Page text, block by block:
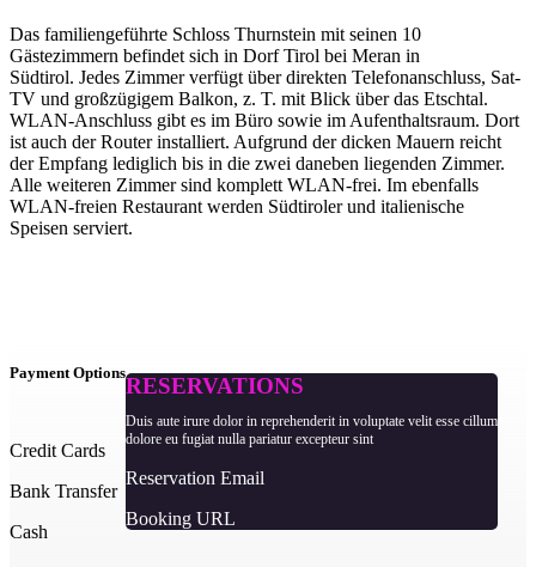
Das familiengeführte Schloss Thurnstein mit seinen 10
Gästezimmern befindet sich in Dorf Tirol bei Meran in
Südtirol. Jedes Zimmer verfügt über direkten Telefonanschluss, Sat-
TV und großzügigem Balkon, z. T. mit Blick über das Etschtal.
WLAN-Anschluss gibt es im Büro sowie im Aufenthaltsraum. Dort
ist auch der Router installiert. Aufgrund der dicken Mauern reicht
der Empfang lediglich bis in die zwei daneben liegenden Zimmer.
Alle weiteren Zimmer sind komplett WLAN-frei. Im ebenfalls
WLAN-freien Restaurant werden Südtiroler und italienische
Speisen serviert.
Payment Options
Credit Cards
Bank Transfer
Cash
RESERVATIONS
Duis aute irure dolor in reprehenderit in voluptate velit esse cillum
dolore eu fugiat nulla pariatur excepteur sint
Reservation Email
Booking URL